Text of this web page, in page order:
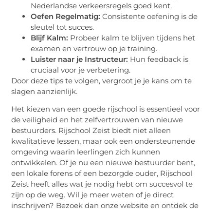
Nederlandse verkeersregels goed kent.
Oefen Regelmatig: Consistente oefening is de
sleutel tot succes.
Blijf Kalm: Probeer kalm te blijven tijdens het
examen en vertrouw op je training.
Luister naar je Instructeur: Hun feedback is
cruciaal voor je verbetering.
Door deze tips te volgen, vergroot je je kans om te
slagen aanzienlijk.
Het kiezen van een goede rijschool is essentieel voor
de veiligheid en het zelfvertrouwen van nieuwe
bestuurders. Rijschool Zeist biedt niet alleen
kwalitatieve lessen, maar ook een ondersteunende
omgeving waarin leerlingen zich kunnen
ontwikkelen. Of je nu een nieuwe bestuurder bent,
een lokale forens of een bezorgde ouder, Rijschool
Zeist heeft alles wat je nodig hebt om succesvol te
zijn op de weg. Wil je meer weten of je direct
inschrijven? Bezoek dan onze website en ontdek de